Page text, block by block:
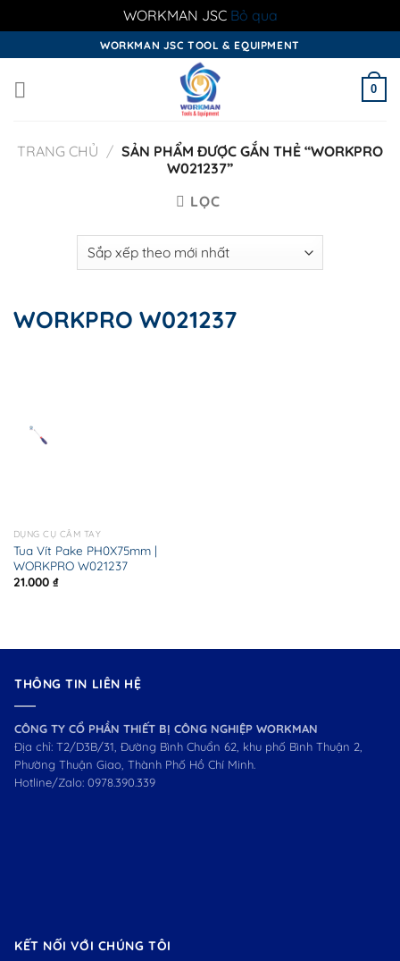
WORKMAN JSC Bỏ qua
to
content
WORKMAN JSC TOOL & EQUIPMENT
0
TRANG CHỦ / SẢN PHẨM ĐƯỢC GẮN THẺ “WORKPRO
W021237”
LỌC
WORKPRO W021237
DỤNG CỤ CẦM TAY
Tua Vít Pake PH0X75mm |
WORKPRO W021237
21.000 ₫
THÔNG TIN LIÊN HỆ
CÔNG TY CỔ PHẦN THIẾT BỊ CÔNG NGHIỆP WORKMAN
Địa chỉ: T2/D3B/31, Đường Bình Chuẩn 62, khu phố Bình Thuận 2,
Phường Thuận Giao, Thành Phố Hồ Chí Minh.
Hotline/Zalo: 0978.390.339
KẾT NỐI VỚI CHÚNG TÔI